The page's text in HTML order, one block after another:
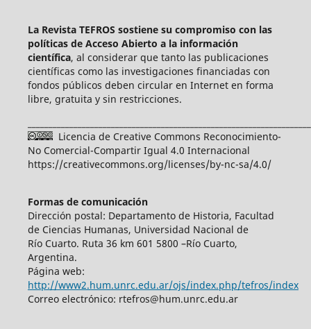
La Revista TEFROS sostiene su compromiso con las
políticas de Acceso Abierto a la información
científica, al considerar que tanto las publicaciones
científicas como las investigaciones financiadas con
fondos públicos deben circular en Internet en forma
libre, gratuita y sin restricciones.
Licencia de Creative Commons Reconocimiento-
No Comercial-Compartir Igual 4.0 Internacional
https://creativecommons.org/licenses/by-nc-sa/4.0/
Formas de comunicación
Dirección postal: Departamento de Historia, Facultad
de Ciencias Humanas, Universidad Nacional de
Río Cuarto. Ruta 36 km 601 5800 –Río Cuarto,
Argentina.
Página web:
http://www2.hum.unrc.edu.ar/ojs/index.php/tefros/index
Correo electrónico: rtefros@hum.unrc.edu.ar